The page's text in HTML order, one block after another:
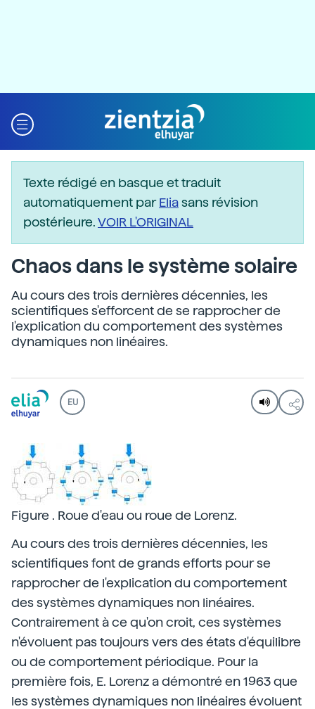
Texte rédigé en basque et traduit
automatiquement parEliasans révision
postérieure.VOIR L'ORIGINAL
Chaos dans le système solaire
Au cours des trois dernières décennies, les
scientifiques s'efforcent de se rapprocher de
l'explication du comportement des systèmes
dynamiques non linéaires.
EU
Figure . Roue d'eau ou roue de Lorenz.
Au cours des trois dernières décennies, les
scientifiques font de grands efforts pour se
rapprocher de l'explication du comportement
des systèmes dynamiques non linéaires.
Contrairement à ce qu'on croit, ces systèmes
n'évoluent pas toujours vers des états d'équilibre
ou de comportement périodique. Pour la
première fois, E. Lorenz a démontré en 1963 que
les systèmes dynamiques non linéaires évoluent